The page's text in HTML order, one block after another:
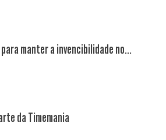
manter a invencibilidade no...
da Timemania